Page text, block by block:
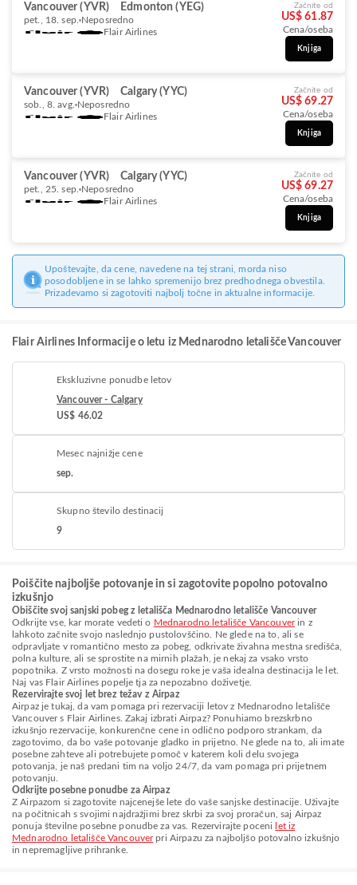
Vancouver (YVR) Edmonton (YEG)
pet., 18. sep. Neposredno
Flair Airlines
Začnite od
US$ 61.87
Cena/oseba
Knjiga
Vancouver (YVR) Calgary (YYC)
sob., 8. avg. Neposredno
Flair Airlines
Začnite od
US$ 69.27
Cena/oseba
Knjiga
Vancouver (YVR) Calgary (YYC)
pet., 25. sep. Neposredno
Flair Airlines
Začnite od
US$ 69.27
Cena/oseba
Knjiga
Upoštevajte, da cene, navedene na tej strani, morda niso
posodobljene in se lahko spremenijo brez predhodnega obvestila.
Prizadevamo si zagotoviti najbolj točne in aktualne informacije.
Flair Airlines Informacije o letu iz Mednarodno letališče Vancouver
Ekskluzivne ponudbe letov
Vancouver - Calgary
US$ 46.02
Mesec najnižje cene
sep.
Skupno število destinacij
9
Poiščite najboljše potovanje in si zagotovite popolno potovalno
izkušnjo
Obiščite svoj sanjski pobeg z letališča Mednarodno letališče Vancouver
Odkrijte vse, kar morate vedeti o Mednarodno letališče Vancouverin z
lahkoto začnite svojo naslednjo pustolovščino. Ne glede na to, ali se
odpravljate v romantično mesto za pobeg, odkrivate živahna mestna središča,
polna kulture, ali se sprostite na mirnih plažah, je nekaj za vsako vrsto
popotnika. Z vrsto možnosti na dosegu roke je vaša idealna destinacija le let.
Naj vas Flair Airlines popelje tja za nepozabno doživetje.
Rezervirajte svoj let brez težav z Airpaz
Airpaz je tukaj, da vam pomaga pri rezervaciji letov z Mednarodno letališče
Vancouver s Flair Airlines. Zakaj izbrati Airpaz? Ponuhiamo brezskrbno
izkušnjo rezervacije, konkurenčne cene in odlično podporo strankam, da
zagotovimo, da bo vaše potovanje gladko in prijetno. Ne glede na to, ali imate
posebne zahteve ali potrebujete pomoč v katerem koli delu svojega
potovanja, je naš predani tim na voljo 24/7, da vam pomaga pri prijetnem
potovanju.
Odkrijte posebne ponudbe za Airpaz
Z Airpazom si zagotovite najcenejše lete do vaše sanjske destinacije. Uživajte
na počitnicah s svojimi najdražjimi brez skrbi za svoj proračun, saj Airpaz
ponuja številne posebne ponudbe za vas. Rezervirajte poceni
let iz
Mednarodno letališče Vancouverpri Airpazu za najboljšo potovalno izkušnjo
in nepremagljive prihranke.